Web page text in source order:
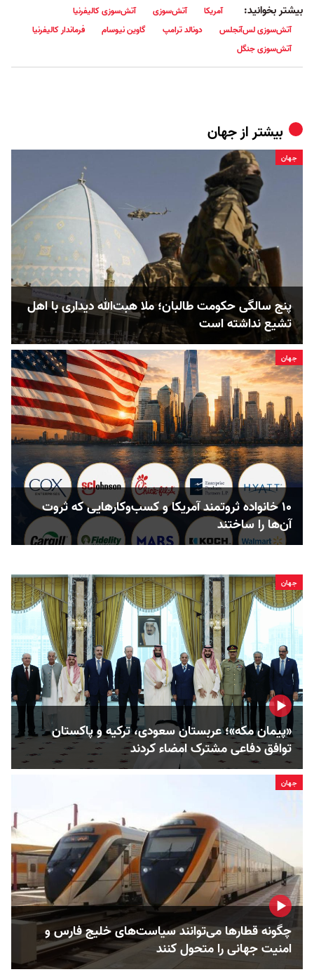
بیشتر بخوانید: آمریکا آتش‌سوزی
آتش‌سوزی کالیفرنیا
آتش‌سوزی لس‌آنجلس
دونالد ترامپ گاوین نیوسام
فرماندار کالیفرنیا
آتش‌سوزی جنگل
بیشتر ازجهان
جهان
پنج‌ سالگی حکومت طالبان؛ ملا هبت‌الله دیداری با اهل
تشیع نداشته است
جهان
۱۰ خانواده ثروتمند آمریکا و کسب‌وکارهایی که ثروت
آن‌ها را ساختند
جهان
«پیمان مکه»؛ عربستان سعودی، ترکیه و پاکستان
توافق دفاعی مشترک امضاء کردند
جهان
چگونه قطارها می‌توانند سیاست‌های خلیج فارس و
امنیت جهانی را متحول کنند